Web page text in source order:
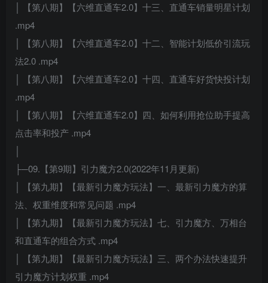
│ 【第八期】【六维直通车2.0】十三、直通车销量明星计划
.mp4
│ 【第八期】【六维直通车2.0】十二、智能计划低价引流玩
法2.0 .mp4
│ 【第八期】【六维直通车2.0】十四、直通车好货快投计划
.mp4
│ 【第八期】【六维直通车2.0】四、如何利用抢位助手提高
点击率和投产 .mp4
├─09.【第9期】引力魔方2.0(2022年11月更新)
│ 【第九期】【最新引力魔方玩法】一、最新引力魔方的算
法、权重维度和常见问题 .mp4
│ 【第九期】【最新引力魔方玩法】七、引力魔方、万相台
和直通车的组合方式 .mp4
│ 【第九期】【最新引力魔方玩法】三、两个办法快速提升
引力魔方计划权重 .mp4